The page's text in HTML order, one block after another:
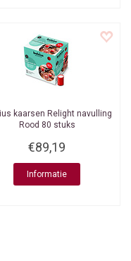
kaarsen Relight navulling
Rood 80 stuks
€89,19
Informatie